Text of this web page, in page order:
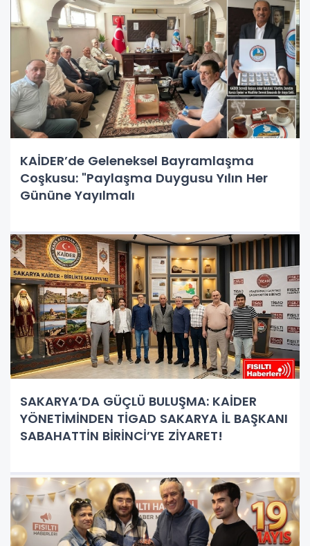
KAİDER’de Geleneksel Bayramlaşma
Coşkusu: "Paylaşma Duygusu Yılın Her
Gününe Yayılmalı
SAKARYA’DA GÜÇLÜ BULUŞMA: KAİDER
YÖNETİMİNDEN TİGAD SAKARYA İL BAŞKANI
SABAHATTİN BİRİNCİ’YE ZİYARET!